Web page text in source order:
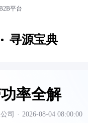
平台
寻源宝典
率全解
司 · 2026-08-04 08:00:00